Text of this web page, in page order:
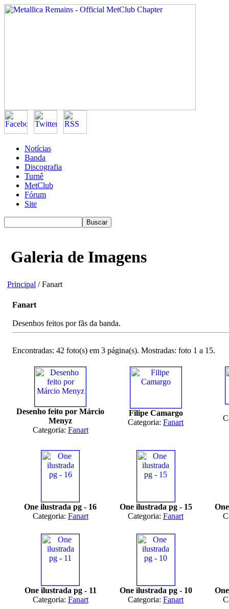
Notícias
Banda
Discografia
Turnê
MetClub
Fórum
Site
Galeria de Imagens
Principal / Fanart
Fanart
Desenhos feitos por fãs da banda.
Encontradas: 42 foto(s) em 3 página(s). Mostradas: foto 1 a 15.
Desenho feito por Márcio
Menyz
Categoria: Fanart
Filipe Camargo
Categoria: Fanart
One ilustrada pg - 16
Categoria: Fanart
One ilustrada pg - 15
Categoria: Fanart
One ilustrada pg - 11
Categoria: Fanart
One ilustrada pg - 10
Categoria: Fanart